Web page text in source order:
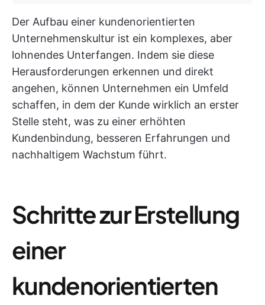
Der Aufbau einer kundenorientierten
Unternehmenskultur ist ein komplexes, aber
lohnendes Unterfangen. Indem sie diese
Herausforderungen erkennen und direkt
angehen, können Unternehmen ein Umfeld
schaffen, in dem der Kunde wirklich an erster
Stelle steht, was zu einer erhöhten
Kundenbindung, besseren Erfahrungen und
nachhaltigem Wachstum führt.
Schritte zur Erstellung
einer
kundenorientierten